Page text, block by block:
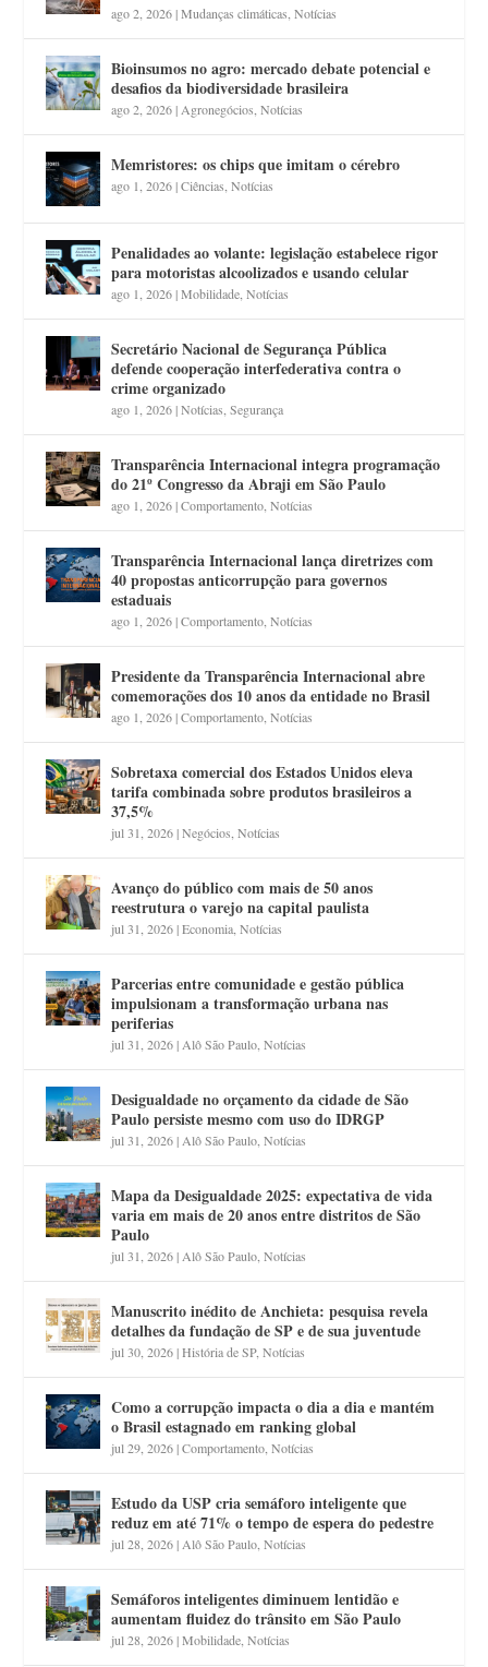
ago 2, 2026|Mudanças climáticas ,Notícias
Bioinsumos no agro: mercado debate potencial e
desafios da biodiversidade brasileira
ago 2, 2026| Agronegócios ,Notícias
Memristores: os chips que imitam o cérebro
ago 1, 2026|Ciências ,Notícias
Penalidades ao volante: legislação estabelece rigor
para motoristas alcoolizados e usando celular
ago 1, 2026|Mobilidade ,Notícias
Secretário Nacional de Segurança Pública
defende cooperação interfederativa contra o
crime organizado
ago 1, 2026|Notícias ,Segurança
Transparência Internacional integra programação
do 21º Congresso da Abraji em São Paulo
ago 1, 2026|Comportamento ,Notícias
Transparência Internacional lança diretrizes com
40 propostas anticorrupção para governos
estaduais
ago 1, 2026|Comportamento ,Notícias
Presidente da Transparência Internacional abre
comemorações dos 10 anos da entidade no Brasil
ago 1, 2026|Comportamento ,Notícias
Sobretaxa comercial dos Estados Unidos eleva
tarifa combinada sobre produtos brasileiros a
37,5%
jul 31, 2026|Negócios ,Notícias
Avanço do público com mais de 50 anos
reestrutura o varejo na capital paulista
jul 31, 2026|Economia ,Notícias
Parcerias entre comunidade e gestão pública
impulsionam a transformação urbana nas
periferias
jul 31, 2026| Alô São Paulo ,Notícias
Desigualdade no orçamento da cidade de São
Paulo persiste mesmo com uso do IDRGP
jul 31, 2026| Alô São Paulo ,Notícias
Mapa da Desigualdade 2025: expectativa de vida
varia em mais de 20 anos entre distritos de São
Paulo
jul 31, 2026| Alô São Paulo ,Notícias
Manuscrito inédito de Anchieta: pesquisa revela
detalhes da fundação de SP e de sua juventude
jul 30, 2026|História de SP,Notícias
Como a corrupção impacta o dia a dia e mantém
o Brasil estagnado em ranking global
jul 29, 2026|Comportamento ,Notícias
Estudo da USP cria semáforo inteligente que
reduz em até 71% o tempo de espera do pedestre
jul 28, 2026| Alô São Paulo ,Notícias
Semáforos inteligentes diminuem lentidão e
aumentam fluidez do trânsito em São Paulo
jul 28, 2026|Mobilidade ,Notícias